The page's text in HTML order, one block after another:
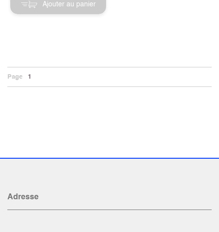
Ajouter au panier
Page 1
Adresse